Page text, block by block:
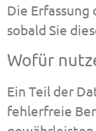
Die
sobald Sie
Wofür
Ein Teil der
fehlerfreie